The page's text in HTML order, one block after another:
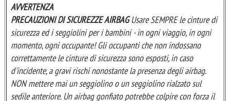
AVVERTENZA
PRECAUZIONI DI SICUREZZE AIRBAGUsare SEMPRE le cinture di
sicurezza ed i seggiolini per i bambini - in ogni viaggio, in ogni
momento, ogni occupante! Gli occupanti che non indossano
correttamente le cinture di sicurezza sono esposti, in caso
d'incidente, a gravi rischi nonostante la presenza degli airbag.
NON mettere mai un seggiolino o un seggiolino rialzato sul
sedile anteriore. Un airbag gonfiato potrebbe colpire con forza il